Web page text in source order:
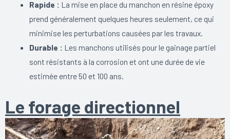
Rapide : La mise en place du manchon en résine époxy
prend généralement quelques heures seulement, ce qui
minimise les perturbations causées par les travaux.
Durable : Les manchons utilisés pour le gainage partiel
sont résistants à la corrosion et ont une durée de vie
estimée entre 50 et 100 ans.
Le forage directionnel